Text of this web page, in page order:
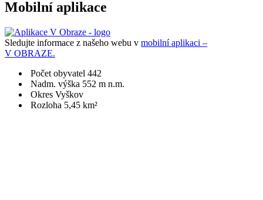
Mobilní aplikace
Sledujte informace z našeho webu v mobilní aplikaci –
V OBRAZE.
Počet obyvatel 442
Nadm. výška 552 m n.m.
Okres Vyškov
Rozloha 5,45 km²